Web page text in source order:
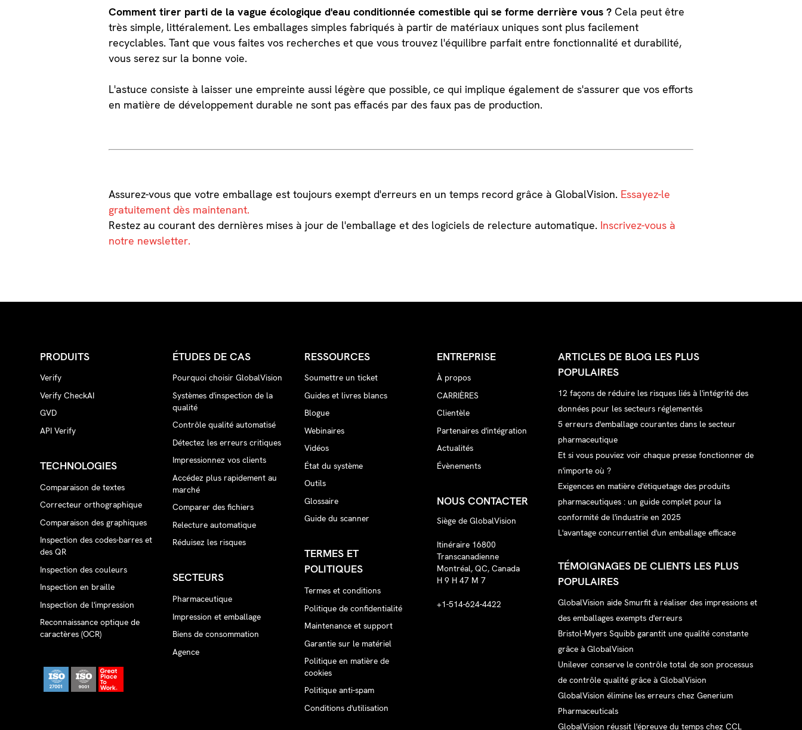
Comment tirer parti de la vague écologique d'eau conditionnée comestible qui se forme derrière vous ? Cela peut être
très simple, littéralement. Les emballages simples fabriqués à partir de matériaux uniques sont plus facilement
recyclables. Tant que vous faites vos recherches et que vous trouvez l'équilibre parfait entre fonctionnalité et durabilité,
vous serez sur la bonne voie.
L'astuce consiste à laisser une empreinte aussi légère que possible, ce qui implique également de s'assurer que vos efforts
en matière de développement durable ne sont pas effacés par des faux pas de production.
Assurez-vous que votre emballage est toujours exempt d'erreurs en un temps record grâce à GlobalVision. Essayez-le
gratuitement dès maintenant.
Restez au courant des dernières mises à jour de l'emballage et des logiciels de relecture automatique. Inscrivez-vous à
notre newsletter.
PRODUITS
Verify
Verify CheckAI
GVD
API Verify
TECHNOLOGIES
Comparaison de textes
Correcteur orthographique
Comparaison des graphiques
Inspection des codes-barres et
des QR
Inspection des couleurs
Inspection en braille
Inspection de l'impression
Reconnaissance optique de
caractères (OCR)
ÉTUDES DE CAS
Pourquoi choisir GlobalVision
Systèmes d'inspection de la
qualité
Contrôle qualité automatisé
Détectez les erreurs critiques
Impressionnez vos clients
Accédez plus rapidement au
marché
Comparer des fichiers
Relecture automatique
Réduisez les risques
SECTEURS
Pharmaceutique
Impression et emballage
Biens de consommation
Agence
RESSOURCES
Soumettre un ticket
Guides et livres blancs
Blogue
Webinaires
Vidéos
État du système
Outils
Glossaire
Guide du scanner
TERMES ET
POLITIQUES
Termes et conditions
Politique de confidentialité
Maintenance et support
Garantie sur le matériel
Politique en matière de
cookies
Politique anti-spam
Conditions d'utilisation
ENTREPRISE
À propos
CARRIÈRES
Clientèle
Partenaires d'intégration
Actualités
Évènements
NOUS CONTACTER
Siège de GlobalVision
Itinéraire 16800
Transcanadienne
Montréal, QC, Canada
H 9 H 47 M 7
+1-514-624-4422
ARTICLES DE BLOG LES PLUS
POPULAIRES
12 façons de réduire les risques liés à l'intégrité des
données pour les secteurs réglementés
5 erreurs d'emballage courantes dans le secteur
pharmaceutique
Et si vous pouviez voir chaque presse fonctionner de
n'importe où ?
Exigences en matière d'étiquetage des produits
pharmaceutiques : un guide complet pour la
conformité de l'industrie en 2025
L'avantage concurrentiel d'un emballage efficace
TÉMOIGNAGES DE CLIENTS LES PLUS
POPULAIRES
GlobalVision aide Smurfit à réaliser des impressions et
des emballages exempts d'erreurs
Bristol-Myers Squibb garantit une qualité constante
grâce à GlobalVision
Unilever conserve le contrôle total de son processus
de contrôle qualité grâce à GlobalVision
GlobalVision élimine les erreurs chez Generium
Pharmaceuticals
GlobalVision réussit l'épreuve du temps chez CCL